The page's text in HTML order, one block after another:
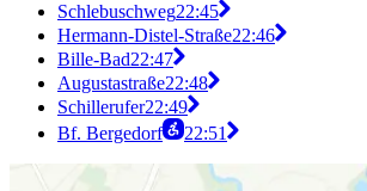
Schlebuschweg22:45
Hermann-Distel-Straße22:46
Bille-Bad22:47
Augustastraße22:48
Schillerufer22:49
Bf. Bergedorf
22:51